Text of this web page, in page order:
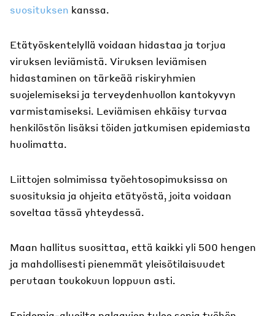
suosituksen kanssa.
Etätyöskentelyllä voidaan hidastaa ja torjua
viruksen leviämistä. Viruksen leviämisen
hidastaminen on tärkeää riskiryhmien
suojelemiseksi ja terveydenhuollon kantokyvyn
varmistamiseksi. Leviämisen ehkäisy turvaa
henkilöstön lisäksi töiden jatkumisen epidemiasta
huolimatta.
Liittojen solmimissa työehtosopimuksissa on
suosituksia ja ohjeita etätyöstä, joita voidaan
soveltaa tässä yhteydessä.
Maan hallitus suosittaa, että kaikki yli 500 hengen
ja mahdollisesti pienemmät yleisötilaisuudet
perutaan toukokuun loppuun asti.